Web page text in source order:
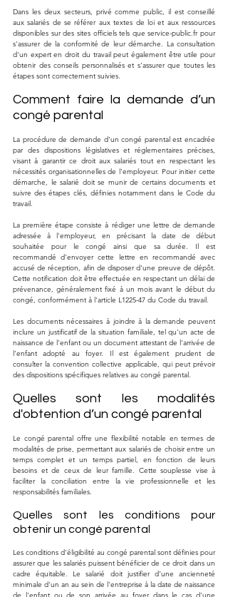
Dans les deux secteurs, privé comme public, il est conseillé
aux salariés de se référer aux textes de loi et aux ressources
disponibles sur des sites officiels tels que service-public.fr pour
s'assurer de la conformité de leur démarche. La consultation
d'un expert en droit du travail peut également être utile pour
obtenir des conseils personnalisés et s'assurer que toutes les
étapes sont correctement suivies.
Comment faire la demande d’un
congé parental
La procédure de demande d'un congé parental est encadrée
par des dispositions législatives et réglementaires précises,
visant à garantir ce droit aux salariés tout en respectant les
nécessités organisationnelles de l'employeur. Pour initier cette
démarche, le salarié doit se munir de certains documents et
suivre des étapes clés, définies notamment dans le Code du
travail.
La première étape consiste à rédiger une lettre de demande
adressée à l'employeur, en précisant la date de début
souhaitée pour le congé ainsi que sa durée. Il est
recommandé d'envoyer cette lettre en recommandé avec
accusé de réception, afin de disposer d'une preuve de dépôt.
Cette notification doit être effectuée en respectant un délai de
prévenance, généralement fixé à un mois avant le début du
congé, conformément à l'article L1225-47 du Code du travail.
Les documents nécessaires à joindre à la demande peuvent
inclure un justificatif de la situation familiale, tel qu'un acte de
naissance de l'enfant ou un document attestant de l'arrivée de
l'enfant adopté au foyer. Il est également prudent de
consulter la convention collective applicable, qui peut prévoir
des dispositions spécifiques relatives au congé parental.
Quelles sont les modalités
d'obtention d’un congé parental
Le congé parental offre une flexibilité notable en termes de
modalités de prise, permettant aux salariés de choisir entre un
temps complet et un temps partiel, en fonction de leurs
besoins et de ceux de leur famille. Cette souplesse vise à
faciliter la conciliation entre la vie professionnelle et les
responsabilités familiales.
Quelles sont les conditions pour
obtenir un congé parental
Les conditions d'éligibilité au congé parental sont définies pour
assurer que les salariés puissent bénéficier de ce droit dans un
cadre équitable. Le salarié doit justifier d'une ancienneté
minimale d'un an au sein de l'entreprise à la date de naissance